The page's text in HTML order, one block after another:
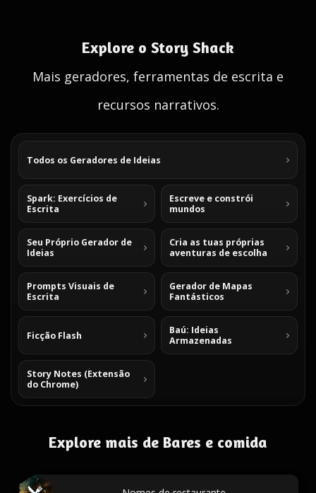
Explore o Story Shack
Mais geradores, ferramentas de escrita e
recursos narrativos.
Todos os Geradores de Ideias
Spark: Exercícios de
Escrita
Escreve e constrói
mundos
Seu Próprio Gerador de
Ideias
Cria as tuas próprias
aventuras de escolha
Prompts Visuais de
Escrita
Gerador de Mapas
Fantásticos
Ficção Flash
Baú: Ideias
Armazenadas
Story Notes (Extensão
do Chrome)
Explore mais de Bares e comida